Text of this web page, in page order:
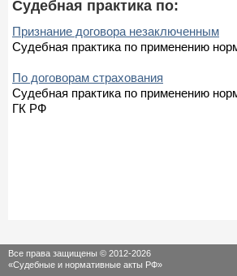
Судебная практика по:
Признание договора незаключенным
Судебная практика по применению
По договорам страхования
Судебная практика по применению
ГК РФ
Все права защищены © 2012-2026
«Судебные и нормативные акты РФ»